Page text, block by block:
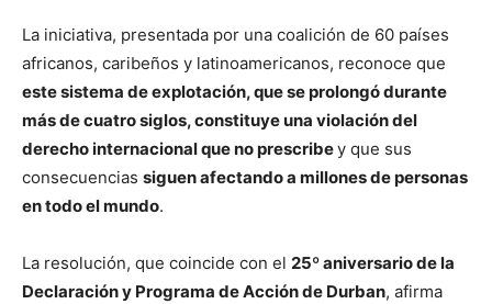
La iniciativa, presentada por una coalición de 60 países
africanos, caribeños y latinoamericanos, reconoce que
este sistema de explotación, que se prolongó durante
más de cuatro siglos, constituye una violación del
derecho internacional que no prescribey que sus
consecuencias siguen afectando a millones de personas
en todo el mundo.
La resolución, que coincide con el 25º aniversario de la
Declaración y Programa de Acción de Durban, afirma